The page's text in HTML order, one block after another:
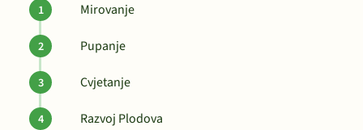
Mirovanje
Pupanje
Cvjetanje
Razvoj Plodova